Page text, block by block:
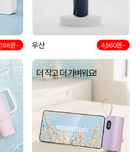
원~ 우산 4,560원~
더 작고 더 가벼워요!